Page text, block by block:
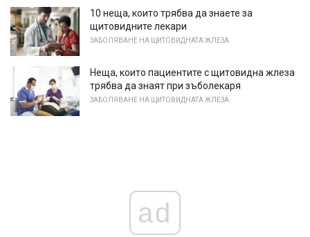
10 неща, които трябва да знаете за
щитовидните лекари
ЗАБОЛЯВАНЕ НА ЩИТОВИДНАТА ЖЛЕЗА
Неща, които пациентите с щитовидна жлеза
трябва да знаят при зъболекаря
ЗАБОЛЯВАНЕ НА ЩИТОВИДНАТА ЖЛЕЗА
ad